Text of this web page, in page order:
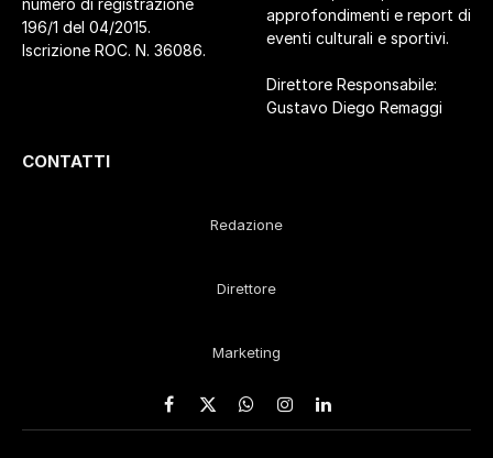
numero di registrazione
196/1 del 04/2015.
Iscrizione ROC. N. 36086.
approfondimenti e report di
eventi culturali e sportivi.
Direttore Responsabile:
Gustavo Diego Remaggi
CONTATTI
Redazione
Direttore
Marketing
Facebook
X
WhatsApp
Instagram
LinkedIn